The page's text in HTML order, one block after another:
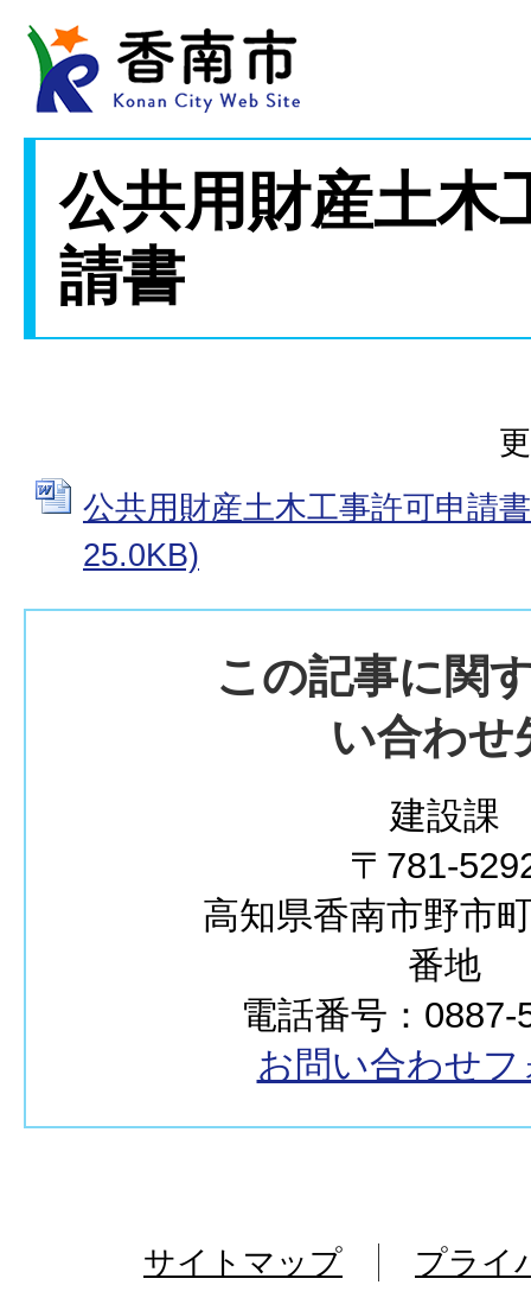
公共用財産土木
請書
公共用財産土木工事許可申請
25.0KB)
この記事に関
い合わせ
建設課
〒781-
高知県香南市野市
番地
電話番号：0887-
お問い合わせフ
サイトマップ
プライ